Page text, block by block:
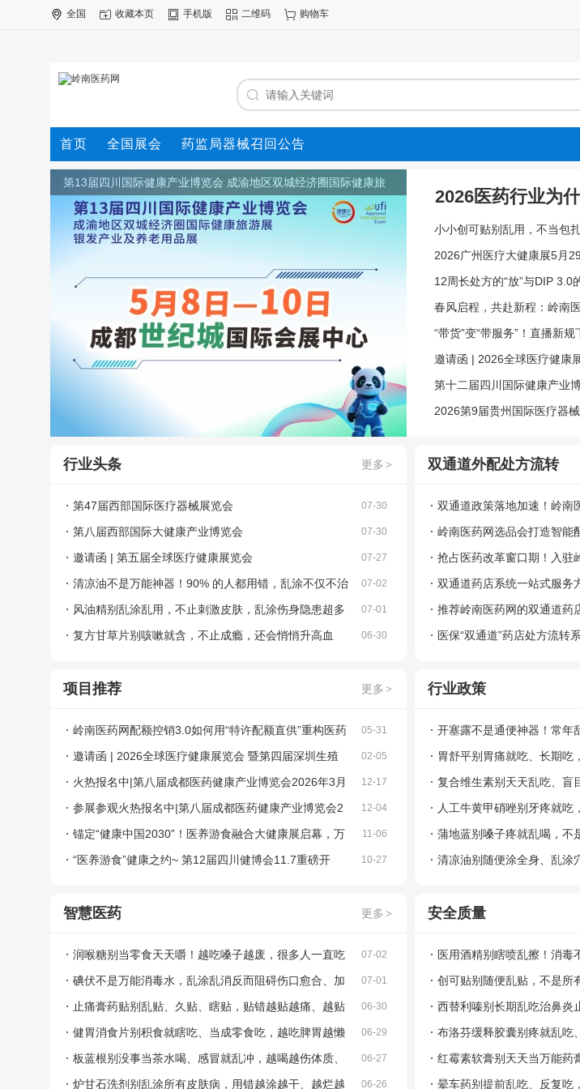
全国 收藏本页 手机版 二维码 购物车
首页 全国展会 药监局器械召回公告
第13届四川国际健康产业博览会 成渝地区双城经济圈国际健康旅
游展 银发产业及养老用品展
2026医药行业为
政看“医生
小小创可贴别乱用，不当包
2026广州医疗大健康展5月
召开
12周长处方的“放”与DIP 3.0
新生存门槛
春风启程，共赴新程：岭南
“带货”变“带服务”！直播新
局？
邀请函 | 2026全球医疗健康
学健康大会
第十二届四川国际健康产业
2026第9届贵州国际医疗器
更多 >
行业头条
07-30
第47届西部国际医疗器械展览会
07-30
第八届西部国际大健康产业博览会
07-27
邀请函 | 第五届全球医疗健康展览会
07-02
清凉油不是万能神器！90% 的人都用错，乱涂不仅不治
病，还越涂越难受
07-01
风油精别乱涂乱用，不止刺激皮肤，乱涂伤身隐患超多
06-30
复方甘草片别咳嗽就含，不止成瘾，还会悄悄升高血
双通道外配处方流转
双通道政策落地加速！岭南
配流转服务？
岭南医药网选品会打造智能
抢占医药改革窗口期！入驻
转型最佳时机
双通道药店系统一站式服务
推荐岭南医药网的双通道药
模式
医保“双通道”药店处方流转
更多 >
项目推荐
05-31
岭南医药网配额控销3.0如何用“特许配额直供”重构医药
供应链
02-05
邀请函 | 2026全球医疗健康展览会 暨第四届深圳生殖
医学健康大会
12-17
火热报名中|第八届成都医药健康产业博览会2026年3月
17-19日举办，速来抢占西部医药健康黄金赛道！
12-04
参展参观火热报名中|第八届成都医药健康产业博览会2
026年3月17-19日举办，速来抢占西部医药健康黄金赛道！11-06
锚定“健康中国2030”！医养游食融合大健康展启幕，万
亿产业高地再启新程
10-27
“医养游食”健康之约~ 第12届四川健博会11.7重磅开
行业政策
开塞露不是通便神器！常年
胃舒平别胃痛就吃、长期吃
复合维生素别天天乱吃、盲
拖垮身体
人工牛黄甲硝唑别牙疼就吃
怕
蒲地蓝别嗓子疼就乱喝，不
脾胃
清凉油别随便涂全身、乱涂
更多 >
智慧医药
07-02
润喉糖别当零食天天嚼！越吃嗓子越废，很多人一直吃
错
07-01
碘伏不是万能消毒水，乱涂乱消反而阻碍伤口愈合、加
重发炎
06-30
止痛膏药贴别乱贴、久贴、瞎贴，贴错越贴越痛、越贴
越伤
06-29
健胃消食片别积食就瞎吃、当成零食吃，越吃脾胃越懒
06-27
板蓝根别没事当茶水喝、感冒就乱冲，越喝越伤体质、
败阳气
06-26
炉甘石洗剂别乱涂所有皮肤病，用错越涂越干、越烂越
安全质量
医用酒精别瞎喷乱擦！消毒
坏、越擦越容易感染
创可贴别随便乱贴，不是所
脓烂得更快
西替利嗪别长期乱吃治鼻炎
体质
布洛芬缓释胶囊别疼就乱吃
伤身
红霉素软膏别天天当万能药
生耐药菌
晕车药别提前乱吃、反复吃